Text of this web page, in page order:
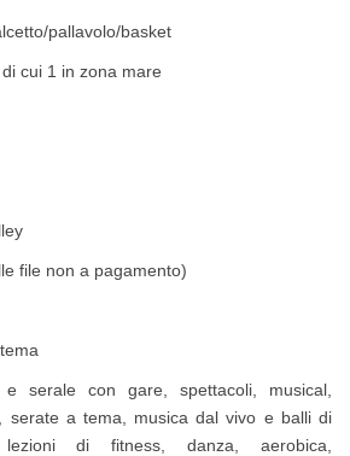
pallavolo/basket
cui 1 in zona mare
file non a pagamento)
serale con gare, spettacoli, musical,
serate a tema, musica dal vivo e balli di
di fitness, danza, aerobica,